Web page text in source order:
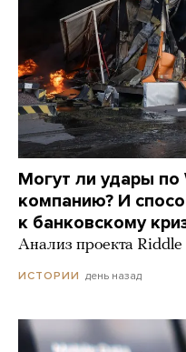
Могут ли удары по
компанию? И
к банковскому
Анализ проекта Riddle
ИСТОРИИ день назад